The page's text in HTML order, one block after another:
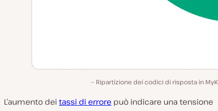
Ripartizione dei codici di risposta in
L’aumento dei tassi di errore può indicare una tensione